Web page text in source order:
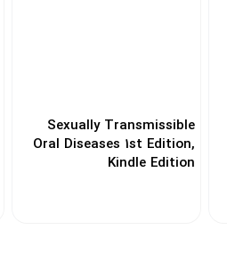
Sexually Transmissible
Oral Diseases 1st Edition,
Kindle Edition